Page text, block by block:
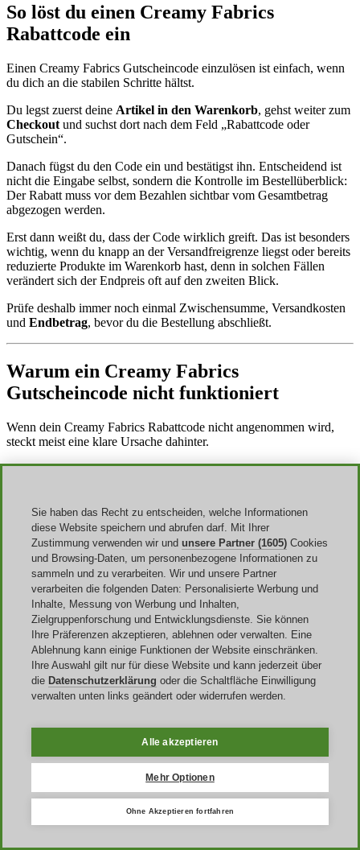
So löst du einen Creamy Fabrics
Rabattcode ein
Einen Creamy Fabrics Gutscheincode einzulösen ist einfach, wenn
du dich an die stabilen Schritte hältst.
Du legst zuerst deine Artikel in den Warenkorb, gehst weiter zum
Checkout und suchst dort nach dem Feld „Rabattcode oder
Gutschein“.
Danach fügst du den Code ein und bestätigst ihn. Entscheidend ist
nicht die Eingabe selbst, sondern die Kontrolle im Bestellüberblick:
Der Rabatt muss vor dem Bezahlen sichtbar vom Gesamtbetrag
abgezogen werden.
Erst dann weißt du, dass der Code wirklich greift. Das ist besonders
wichtig, wenn du knapp an der Versandfreigrenze liegst oder bereits
reduzierte Produkte im Warenkorb hast, denn in solchen Fällen
verändert sich der Endpreis oft auf den zweiten Blick.
Prüfe deshalb immer noch einmal Zwischensumme, Versandkosten
und Endbetrag, bevor du die Bestellung abschließt.
Warum ein Creamy Fabrics
Gutscheincode nicht funktioniert
Wenn dein Creamy Fabrics Rabattcode nicht angenommen wird,
steckt meist eine klare Ursache dahinter.
Häufig ist der Codeabgelaufenoder anbestimmte Bedingungen
Groß- und Kleinschreibung nicht exakt übernommen wurde.
Hinzu kommt, dassnur ein Rabattcode pro Bestellungmöglich
ist. Wenn du also bereits einen Code im Checkout hinterlegt hast,
lässt sich ein zweiter in der Regel nicht zusätzlich einsetzen.
Ebenfalls wichtig: Nach Abschluss der Bestellung kann ein Rabatt
normalerweise nicht mehr nachträglich ergänzt werden. Ein
typischer Fall ist ein Code, der im Browserfenster noch offen war,
aber erst nach dem Bezahlen auffällt. Dann bleibt meist nur die
reguläre Rückgabe innerhalb der geltenden Frist.
Ein anderer häufiger Fall ist ein formal richtiger Code, der trotzdem
nicht greift, weil dieBedingungender jeweiligen Aktion
So sparst du auch ohne Coupon Code
Ein Creamy Fabrics Gutschein ist nicht der einzige Weg zu einem
Sie haben das Recht zu entscheiden, welche Informationen
diese Website speichern und abrufen darf. Mit Ihrer
Zustimmung verwenden wir und unsere Partner (1605) Cookies
und Browsing-Daten, um personenbezogene Informationen zu
sammeln und zu verarbeiten. Wir und unsere Partner
verarbeiten die folgenden Daten: Personalisierte Werbung und
Inhalte, Messung von Werbung und Inhalten,
Zielgruppenforschung und Entwicklungsdienste. Sie können
Ihre Präferenzen akzeptieren, ablehnen oder verwalten. Eine
Ablehnung kann einige Funktionen der Website einschränken.
Ihre Auswahl gilt nur für diese Website und kann jederzeit über
die Datenschutzerklärung oder die Schaltfläche Einwilligung
verwalten unten links geändert oder widerrufen werden.
Alle akzeptieren
Mehr Optionen
Ohne Akzeptieren fortfahren